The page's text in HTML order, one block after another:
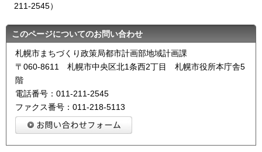
211-2545）
このページについてのお問い合わせ
札幌市まちづくり政策局都市計画部地域計画課
〒060-8611 札幌市中央区北1条西2丁目 札幌市役所本庁舎5
階
電話番号：011-211-2545
ファクス番号：011-218-5113